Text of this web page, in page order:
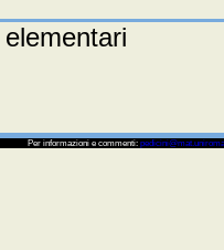
Per informazioni e commenti: